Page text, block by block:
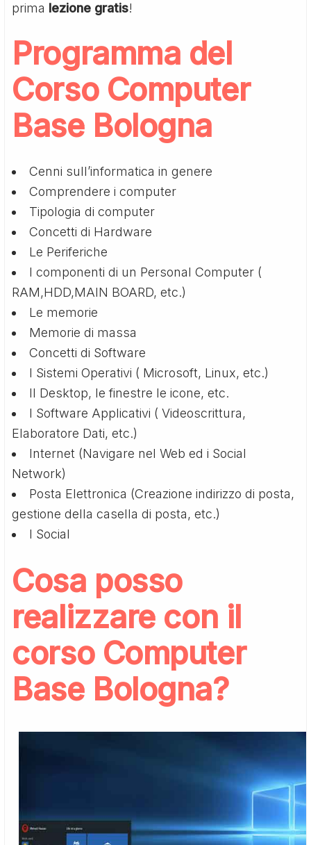
prima lezione gratis!
Programma del
Corso Computer
Base Bologna
Cenni sull’informatica in genere
Comprendere i computer
Tipologia di computer
Concetti di Hardware
Le Periferiche
I componenti di un Personal Computer (
RAM,HDD,MAIN BOARD, etc.)
Le memorie
Memorie di massa
Concetti di Software
I Sistemi Operativi ( Microsoft, Linux, etc.)
Il Desktop, le finestre le icone, etc.
I Software Applicativi ( Videoscrittura,
Elaboratore Dati, etc.)
Internet (Navigare nel Web ed i Social
Network)
Posta Elettronica (Creazione indirizzo di posta,
gestione della casella di posta, etc.)
I Social
Cosa posso
realizzare con il
corso Computer
Base Bologna?